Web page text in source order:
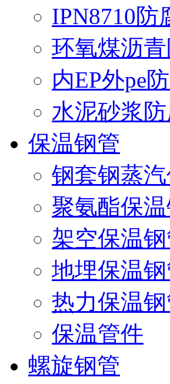
IPN8710防
环氧煤沥
内EP外pe
水泥砂浆
保温钢管
钢套钢蒸
聚氨酯保
架空保温
地埋保温
热力保温
保温管件
螺旋钢管